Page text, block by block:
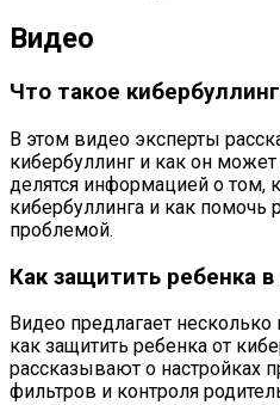
Видео
Что такое
В этом видео эксперты
кибербуллинг и как он
делятся информацией о том,
кибербуллинга и как помочь
проблемой.
Как защитить ребенка в
Видео предлагает
как защитить ребенка от
рассказывают о настройках
фильтров и контроля